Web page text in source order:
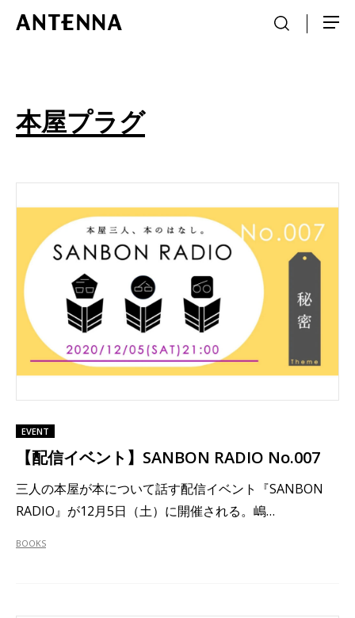
本屋プラグ
EVENT
【配信イベント】SANBON RADIO No.007
三人の本屋が本について話す配信イベント『SANBON
RADIO』が12月5日（土）に開催される。嶋…
BOOKS